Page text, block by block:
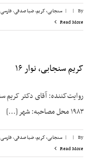
By
|
| سنجابی، کریم,ضیا صدقی,فارسی
Read More
کریم سنجابی، نوار ۱۶
روایت‌‌کننده: آقای دکتر کریم
۱۹۸۳ محل مصاحبه: شهر [...]
By
|
| سنجابی، کریم,ضیا صدقی,فارسی
Read More